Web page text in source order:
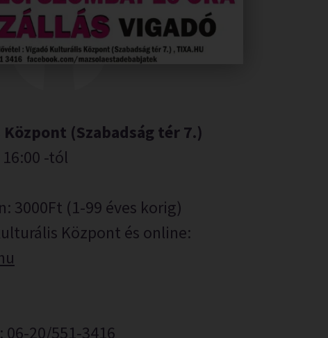
(Szabadság tér 7.)
-tól
3000Ft (1-99 éves korig)
Központ és online:
20/551-3416